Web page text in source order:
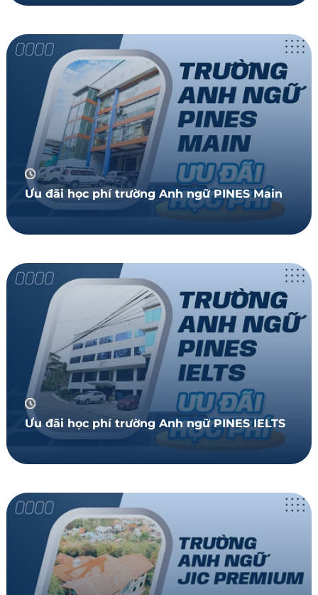
Ưu đãi học phí trường Anh ngữ PINES Main
Ưu đãi học phí trường Anh ngữ PINES IELTS